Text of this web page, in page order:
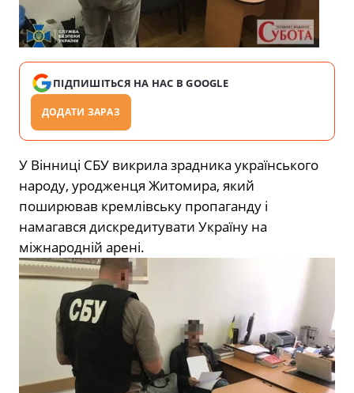
ПІДПИШІТЬСЯ НА НАС В GOOGLE
ДОДАТИ ЗАРАЗ
У Вінниці СБУ викрила зрадника українського
народу, уродженця Житомира, який
поширював кремлівську пропаганду і
намагався дискредитувати Україну на
міжнародній арені.